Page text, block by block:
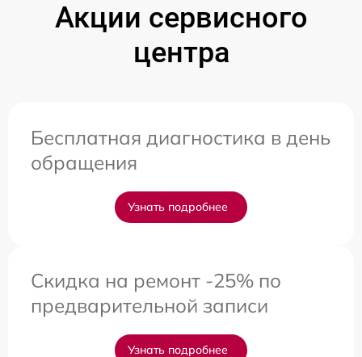
Акции сервисного
центра
Бесплатная диагностика в день
обращения
Узнать подробнее
Скидка на ремонт -25% по
предварительной записи
Узнать подробнее